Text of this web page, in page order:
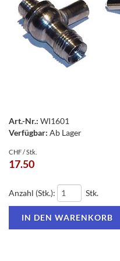
Art.-Nr.: WI1601
Verfügbar: Ab Lager
CHF / Stk.
17.50
Anzahl (Stk.): Stk.